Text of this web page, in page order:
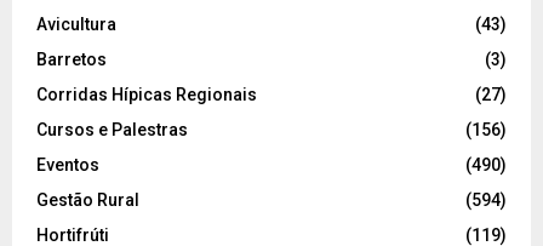
Avicultura
(43)
Barretos
(3)
Corridas Hípicas Regionais
(27)
Cursos e Palestras
(156)
Eventos
(490)
Gestão Rural
(594)
Hortifrúti
(119)